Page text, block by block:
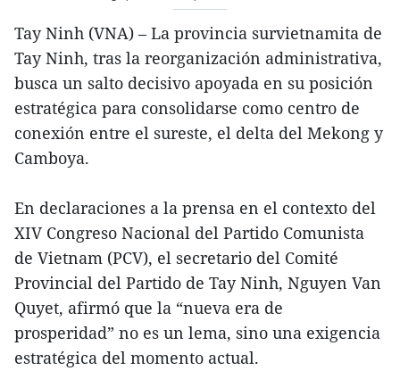
Tay Ninh (VNA) – La provincia survietnamita de
Tay Ninh, tras la reorganización administrativa,
busca un salto decisivo apoyada en su posición
estratégica para consolidarse como centro de
conexión entre el sureste, el delta del Mekong y
Camboya.
En declaraciones a la prensa en el contexto del
XIV Congreso Nacional del Partido Comunista
de Vietnam (PCV), el secretario del Comité
Provincial del Partido de Tay Ninh, Nguyen Van
Quyet, afirmó que la “nueva era de
prosperidad” no es un lema, sino una exigencia
estratégica del momento actual.